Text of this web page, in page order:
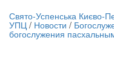
трансляция | 12
Свято-Успенська Києво-
УПЦ / Новости /
богослужения